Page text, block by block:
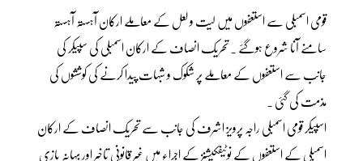
قومی اسمبلی سے استعفوں میں لیت و لعل کے معاملے ارکان آہستہ آہستہ
سامنے آنا شروع ہوگئے ۔ تحریک انصاف کے ارکان اسمبلی کی سپیکر کی
جانب سے استعفوں کے معاملے پر شکوک و شبہات پیدا کرنے کی کوششوں کی
مذمت کی گئی ۔
اسپیکر قومی اسمبلی راجہ پرویز اشرف کی جانب سے تحریک انصاف کے ارکان
اسمبلی کے استعفوں کے نوٹیفکیشنز کے اجراء میں غیر قانونی تاخیر اور بہانہ بازی